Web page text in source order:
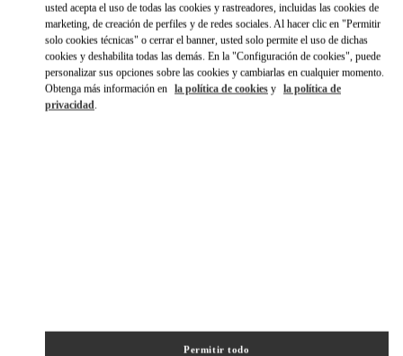
usted acepta el uso de todas las cookies y rastreadores, incluidas las cookies de
marketing, de creación de perfiles y de redes sociales. Al hacer clic en "Permitir
solo cookies técnicas" o cerrar el banner, usted solo permite el uso de dichas
cookies y deshabilita todas las demás. En la "Configuración de cookies", puede
personalizar sus opciones sobre las cookies y cambiarlas en cualquier momento.
Obtenga más información en la política de cookies y la política de
privacidad.
Permitir todo